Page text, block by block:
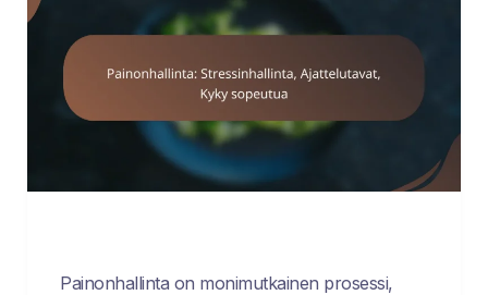
Painonhallinta on monimutkainen prosessi,